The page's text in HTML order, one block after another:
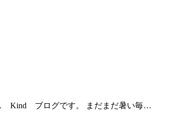
Kind ブログです。 まだまだ暑い毎…